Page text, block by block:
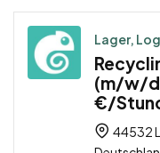
Lager,
(m/w/
€/
44532